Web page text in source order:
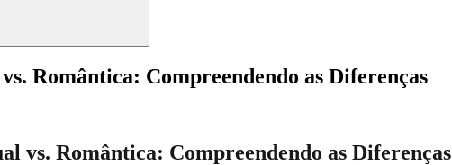
Romântica: Compreendendo as Diferenças
vs. Romântica: Compreendendo as Diferenças